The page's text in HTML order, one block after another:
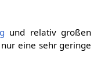
und relativ großen
eine sehr geringe